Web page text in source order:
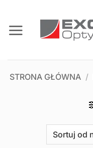
zawartości
STRONA GŁÓWNA /